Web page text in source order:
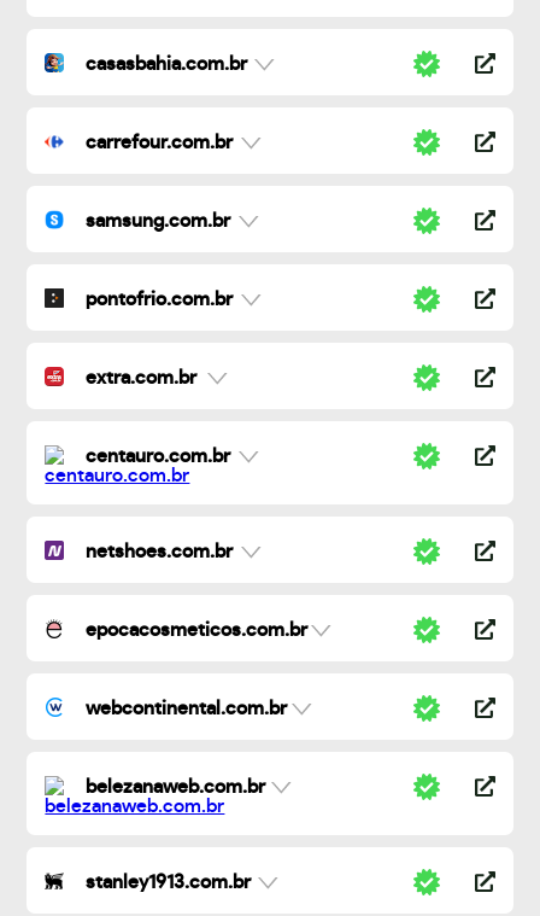
casasbahia.com.br
carrefour.com.br
samsung.com.br
pontofrio.com.br
extra.com.br
centauro.com.br
netshoes.com.br
epocacosmeticos.com.br
webcontinental.com.br
belezanaweb.com.br
stanley1913.com.br